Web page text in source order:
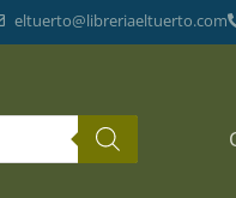
eltuerto@libreriaeltuerto.com